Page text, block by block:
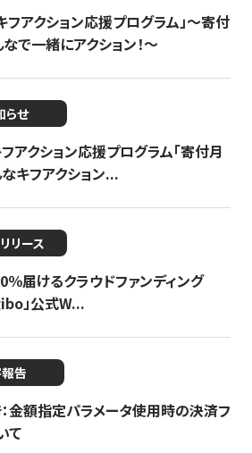
アクション応援プログラム」〜寄付
で一緒にアクション！〜
らせ
アクション応援プログラム「寄付月
キフアクション...
リース
届けるクラウドファンディング
」公式W...
告
金額指定パラメータ使用時の決済フ
て